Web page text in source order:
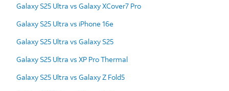
Galaxy S25 Ultra vs Galaxy XCover7 Pro
Galaxy S25 Ultra vs iPhone 16e
Galaxy S25 Ultra vs Galaxy S25
Galaxy S25 Ultra vs XP Pro Thermal
Galaxy S25 Ultra vs Galaxy Z Fold5